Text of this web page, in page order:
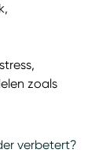
zoals
verbetert?